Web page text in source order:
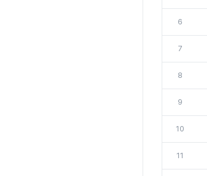
6
7
8
9
10
11